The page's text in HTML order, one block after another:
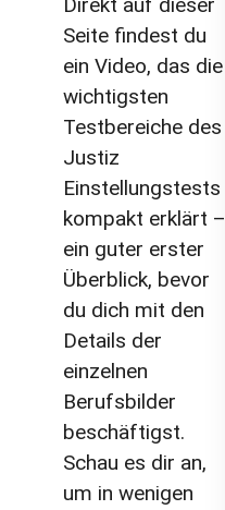
Seite findest du
ein Video, das die
wichtigsten
Testbereiche des
Justiz
Einstellungstests
kompakt erklärt –
ein guter erster
Überblick, bevor
du dich mit den
Details der
einzelnen
Berufsbilder
beschäftigst.
Schau es dir an,
um in wenigen